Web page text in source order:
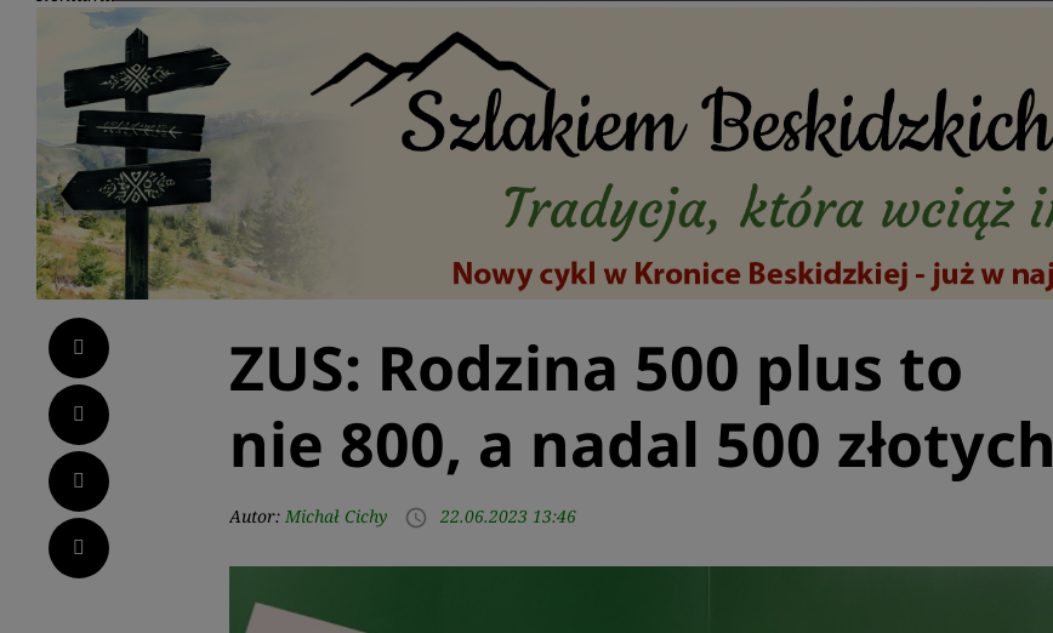
Facebook
Twitter
LinkedIn
Pinterest
ZUS: Rodzina 500 plus to
nie 800, a nadal 500 złotych
Autor: Michał Cichy access_time 22.06.2023 13:46